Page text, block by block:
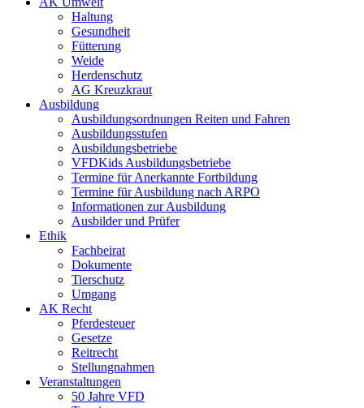
Haltung
Gesundheit
Fütterung
Weide
Herdenschutz
AG Kreuzkraut
Ausbildung
Ausbildungsordnungen Reiten und Fahren
Ausbildungsstufen
Ausbildungsbetriebe
VFDKids Ausbildungsbetriebe
Termine für Anerkannte Fortbildung
Termine für Ausbildung nach ARPO
Informationen zur Ausbildung
Ausbilder und Prüfer
Ethik
Fachbeirat
Dokumente
Tierschutz
Umgang
AK Recht
Pferdesteuer
Gesetze
Reitrecht
Stellungnahmen
Veranstaltungen
50 Jahre VFD